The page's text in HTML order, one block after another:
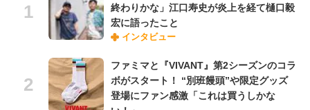
終わりかな」江口寿史が炎上を経て樋口毅
宏に語ったこと
インタビュー
ファミマと『VIVANT』第2シーズンのコラ
ボがスタート！ “別班饅頭”や限定グッズ
登場にファン感激「これは買うしかな